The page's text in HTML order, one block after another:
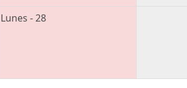
Lunes - 28